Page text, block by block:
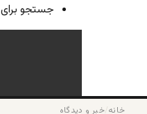
جستجو برای
خانه /خبر و دیدگاه